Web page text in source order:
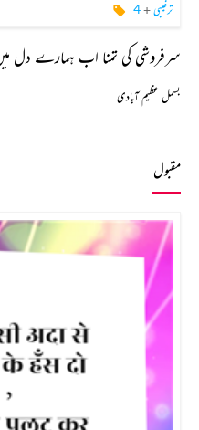
ترغیبی+
4
سرفروشی کی تمنا اب ہمارے دل
بسمل عظیم آبادی
مقبول